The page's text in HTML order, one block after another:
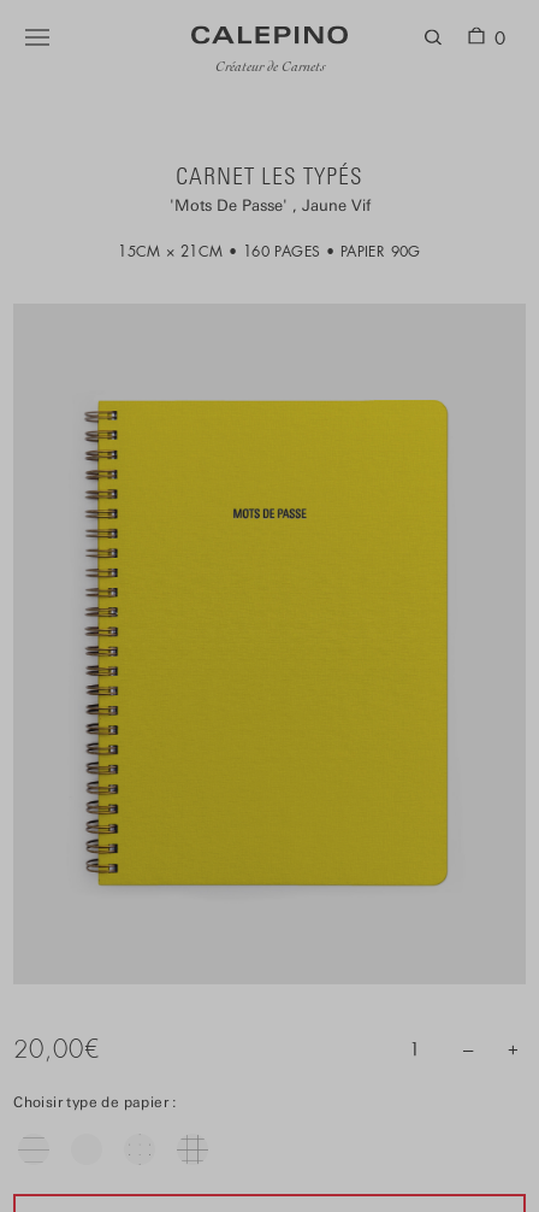
Créateur de Carnets
0
CARNET LES TYPÉS
Mots De Passe Jaune Vif
15CM × 21CM 160 PAGES PAPIER 90G
20,00€ 1 – +
Choisir type de papier :